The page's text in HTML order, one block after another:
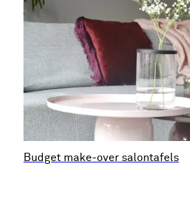
Budget make-over salontafels